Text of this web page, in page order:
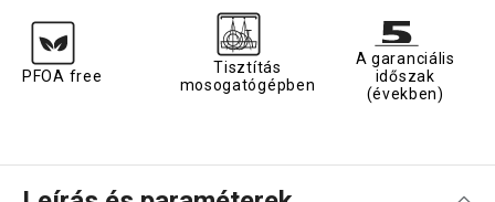
PFOA free
Tisztítás
mosogatógépben
A garanciális
időszak
(években)